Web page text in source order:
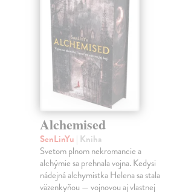
Alchemised
SenLinYu | Kniha
Svetom plnom nekromancie a
alchýmie sa prehnala vojna. Kedysi
nádejná alchymistka Helena sa stala
väzenkyňou — vojnovou aj vlastnej